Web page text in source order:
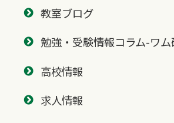
教室ブログ
勉強・受験情報コラム-ワム
高校情報
求人情報